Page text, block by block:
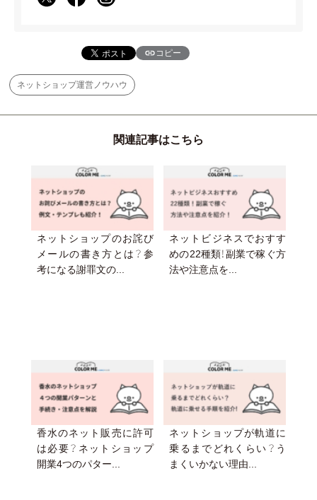
コピー
ネットショップ運営ノウハウ
関連記事はこちら
ネットショップのお詫び
メールの書き方とは？参
考になる謝罪文の...
ネットビジネスでおすす
めの22種類！副業で稼ぐ方
法や注意点を...
香水のネット販売に許可
は必要？ネットショップ
開業4つのパター...
ネットショップが軌道に
乗るまでどれくらい？う
まくいかない理由...